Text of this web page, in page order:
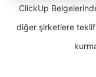
ClickUp
diğer şirketlere